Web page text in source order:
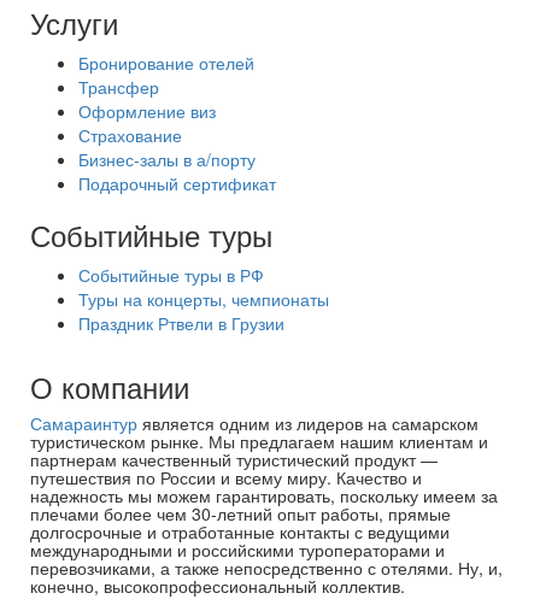
Услуги
Бронирование отелей
Трансфер
Оформление виз
Страхование
Бизнес-залы в а/порту
Подарочный сертификат
Событийные туры
Событийные туры в РФ
Туры на концерты, чемпионаты
Праздник Ртвели в Грузии
О компании
Самараинтур является одним из лидеров на самарском
туристическом рынке. Мы предлагаем нашим клиентам и
партнерам качественный туристический продукт —
путешествия по России и всему миру. Качество и
надежность мы можем гарантировать, поскольку имеем за
плечами более чем 30-летний опыт работы, прямые
долгосрочные и отработанные контакты с ведущими
международными и российскими туроператорами и
перевозчиками, а также непосредственно с отелями. Ну, и,
конечно, высокопрофессиональный коллектив.